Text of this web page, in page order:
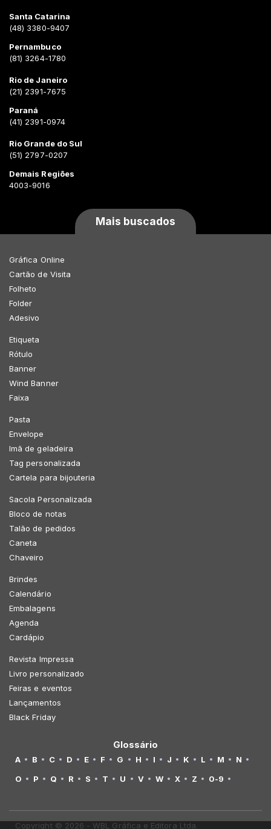
Santa Catarina
(48) 3380-9407
Pernambuco
(81) 3264-1780
Rio de Janeiro
(21) 2391-7675
Paraná
(41) 2391-0974
Rio Grande do Sul
(51) 2797-0207
Demais Regiões
4003-9016
Mais buscados
Gráfica Online
Cartão de Visita
Folheto
Folder
Adesivo
Etiqueta
Rótulo
Banner
Wind Banner
Faixa
Pasta
Envelope
Imã de geladeira
Tag personalizada
Cartela para bijouteria
Sacola Personalizada
Bloco de notas
Talão de pedidos
Caneta
Chaveiro
Brindes
Calendário
Embalagens
Agenda
Cardápio
Revista Impressa
Livro personalizado
Feiras e eventos
Lançamentos
Black Friday
Glossário
A B C D E F G H I J K L M
N
O
P Q R S T U V W X Z 0-9
Copyright © 2026 - WBL Gráfica e Editora Ltda.